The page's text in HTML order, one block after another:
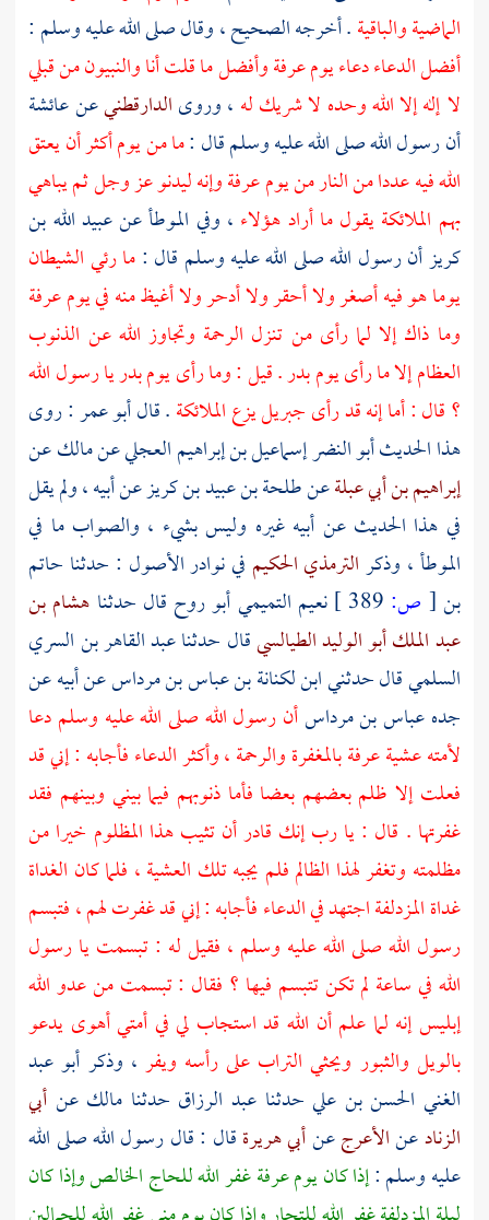
الماضية والباقية. أخرجه الصحيح ، وقال صلى الله عليه وسلم :
أفضل الدعاء دعاء يومعرفةوأفضل ما قلت أنا والنبيون من قبلي
لا إله إلا الله وحده لا شريك له ، وروىالدارقطنيعنعائشة
أن رسول الله صلى الله عليه وسلم قال :ما من يوم أكثر أن يعتق
الله فيه عددا من النار من يومعرفةوإنه ليدنو عز وجل ثم يباهي
بهم الملائكة يقول ما أراد هؤلاء ، وفي الموطأ عنعبيد الله بن
كريزأن رسول الله صلى الله عليه وسلم قال :ما رئي الشيطان
يوما هو فيه أصغر ولا أحقر ولا أدحر ولا أغيظ منه في يومعرفة
وما ذاك إلا لما رأى من تنزل الرحمة وتجاوز الله عن الذنوب
العظام إلا ما رأى يومبدر. قيل : وما رأى يومبدريا رسول الله
؟ قال : أما إنه قد رأىجبريليزع الملائكة. قالأبو عمر: روى
هذا الحديثأبو النضر إسماعيل بن إبراهيم العجليعنمالكعن
إبراهيم بن أبي عبلةعنطلحة بن عبيد بن كريزعن أبيه ، ولم يقل
في هذا الحديث عن أبيه غيره وليس بشيء ، والصواب ما في
الموطأ ، وذكرالترمذي الحكيم في نوادر الأصول : حدثنا حاتم
بن[ ص: نعيم التميمي أبو روح قال حدثنا هشام بن
عبد الملك أبو الوليد الطيالسيقال حدثناعبد القاهر بن السري
السلميقال حدثني ابنلكنانة بن عباس بن مرداسعن أبيه عن
جدهعباس بن مرداسأن رسول الله صلى الله عليه وسلم دعا
لأمته عشيةعرفةبالمغفرة والرحمة ، وأكثر الدعاء فأجابه : إني قد
فعلت إلا ظلم بعضهم بعضا فأما ذنوبهم فيما بيني وبينهم فقد
غفرتها . قال : يا رب إنك قادر أن تثيب هذا المظلوم خيرا من
مظلمته وتغفر لهذا الظالم فلم يجبه تلك العشية ، فلما كان الغداة
غداةالمزدلفةاجتهد في الدعاء فأجابه : إني قد غفرت لهم ، فتبسم
رسول الله صلى الله عليه وسلم ، فقيل له : تبسمت يا رسول
الله في ساعة لم تكن تتبسم فيها ؟ فقال : تبسمت من عدو الله
إبليس إنه لما علم أن الله قد استجاب لي في أمتي أهوى يدعو
بالويل والثبور ويحثي التراب على رأسه ويفر ، وذكر أبو عبد
الغني الحسن بن علي حدثنا عبد الرزاق حدثنا مالكعن أبي
الزنادعنالأعرجعنأبي هريرةقال : قال رسول الله صلى الله
عليه وسلم :إذا كان يومعرفةغفر الله للحاج الخالص وإذا كان